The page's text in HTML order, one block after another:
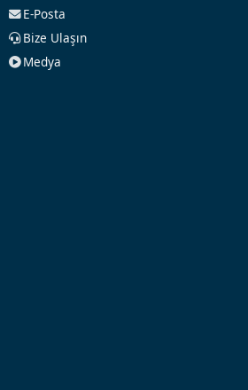
E-Posta
Bize Ulaşın
Medya